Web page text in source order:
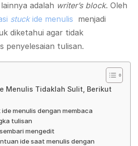
adalah writer’s block. Oleh
stuckide menulis menjadi
diketahui agar tidak
penyelesaian tulisan.
Menulis Tidaklah Sulit, Berikut
menulis dengan membaca
tulisan
mengedit
ide saat menulis dengan